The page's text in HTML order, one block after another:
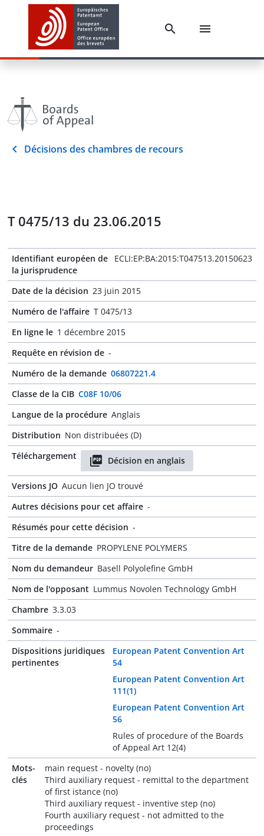
Décisions des chambres de recours
T 0475/13 du 23.06.2015
Identifiant européen de
la jurisprudence
ECLI:EP:BA:2015:T047513.20150623
Date de la décision 23 juin 2015
Numéro de l'affaire T 0475/13
En ligne le 1 décembre 2015
Requête en révision de -
Numéro de la demande 06807221.4
Classe de la CIB C08F 10/06
Langue de la procédure Anglais
Distribution Non distribuées (D)
Téléchargement
Décision en anglais
Versions JO Aucun lien JO trouvé
Autres décisions pour cet affaire -
Résumés pour cette décision -
Titre de la demande PROPYLENE POLYMERS
Nom du demandeur Basell Polyolefine GmbH
Nom de l'opposant Lummus Novolen Technology GmbH
Chambre 3.3.03
Sommaire -
Dispositions juridiques
pertinentes
European Patent Convention Art
54
European Patent Convention Art
111(1)
European Patent Convention Art
56
Rules of procedure of the Boards
of Appeal Art 12(4)
Mots-
clés
main request - novelty (no)
Third auxiliary request - remittal to the department
of first istance (no)
Third auxiliary request - inventive step (no)
Fourth auxiliary request - not admitted to the
proceedings